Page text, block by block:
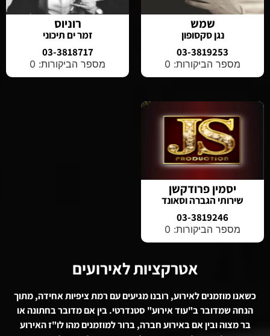
שמש
נגן סקסופון
03-3819253
מספר הביקורות: 0
רוניוס
זמר ים תיכוני
03-3818717
מספר הביקורות: 0
יסמין פרודקשן
שירותי הגברה וסאונד
03-3819246
מספר הביקורות: 0
אטרקציות לאירועים
כשאנו מוזמנים לאירוע, רובנו מגיעים עם רמת ציפיות אחידה, מתוך
הנחה שמדובר ב"עוד אירוע" סטנדרטי. בין אם מדובר בחתונה או
בר מצוה ובין אם באירוע חברה, ברור למוזמנים מהו לו"ז האירוע